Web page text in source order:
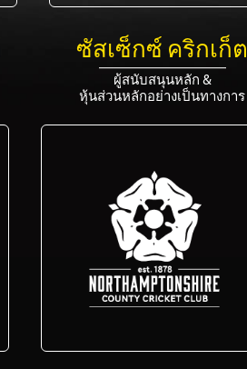
ซัสเซ็กซ์ คริกเก็ต
ผู้สนับสนุนหลัก &
หุ้นส่วนหลักอย่างเป็นทางการ